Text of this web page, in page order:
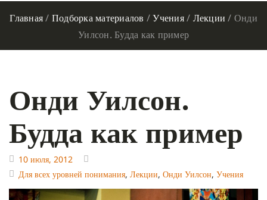
Главная/ Подборка материалов /Учения/ Лекции / Онди
Уилсон. Будда как пример
Онди Уилсон.
Будда как пример
10 июля, 2012
Для всех уровней понимания, Лекции, Онди Уилсон, Учения